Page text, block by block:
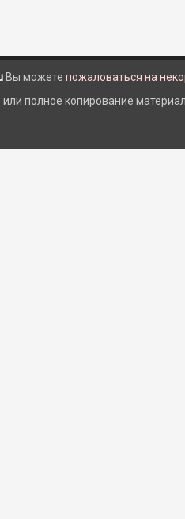
Вы можете пожаловаться на
полное копирование